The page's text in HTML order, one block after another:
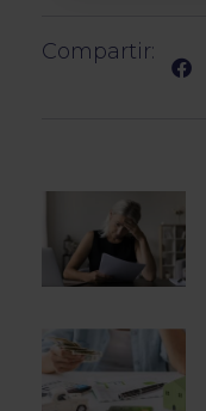
Compartir: